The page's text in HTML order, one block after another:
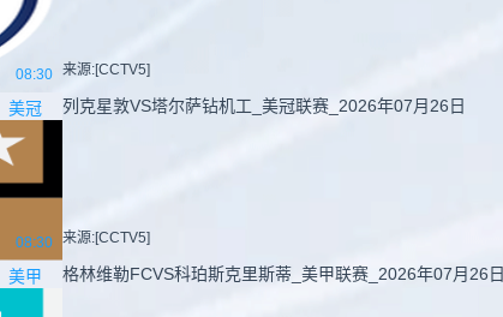
08:30 来源:[CCTV5]
美冠
08:30
列克星敦VS塔尔萨钻机工_美冠联赛_2026年07月26日
来源:[CCTV5]
美甲 格林维勒FCVS科珀斯克里斯蒂_美甲联赛_2026年07月26日